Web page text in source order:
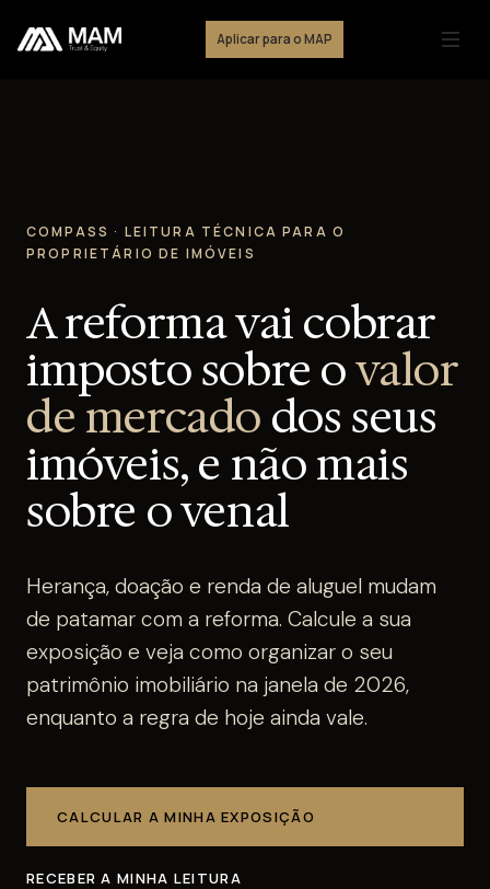
Aplicar para o MAP
COMPASS · LEITURA TÉCNICA PARA O
PROPRIETÁRIO DE IMÓVEIS
A reforma vai cobrar
imposto sobre ovalor
de mercado dos seus
imóveis, e não mais
sobre o venal
Herança, doação e renda de aluguel mudam
de patamar com a reforma. Calcule a sua
exposição e veja como organizar o seu
patrimônio imobiliário na janela de 2026,
enquanto a regra de hoje ainda vale.
CALCULAR A MINHA EXPOSIÇÃO
RECEBER A MINHA LEITURA